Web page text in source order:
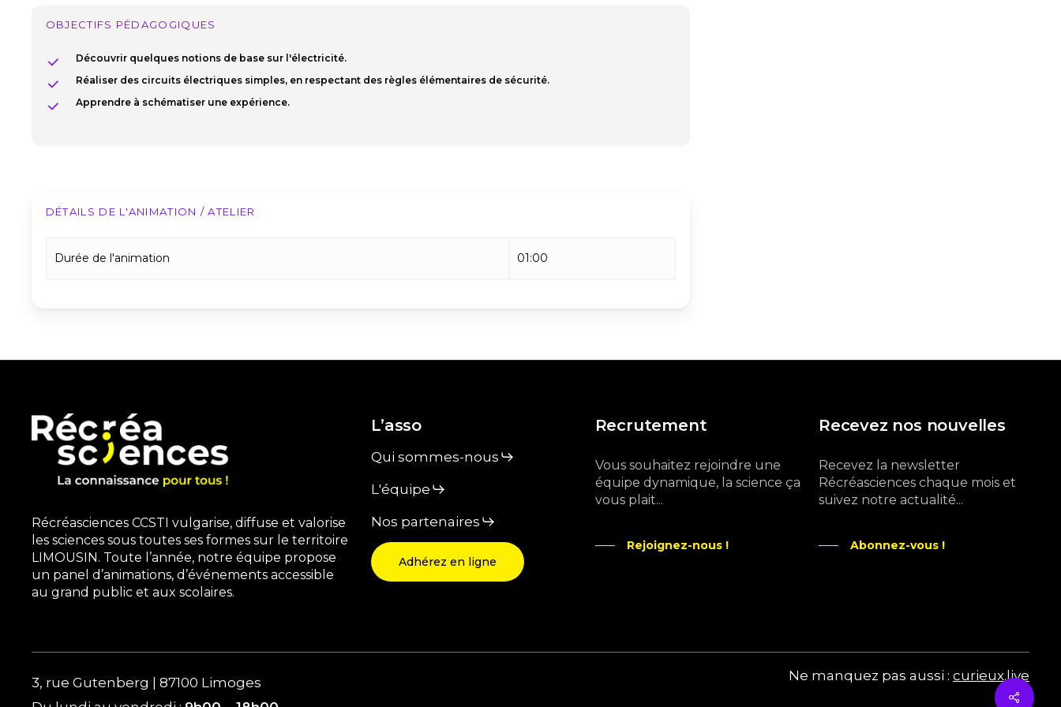
OBJECTIFS PÉDAGOGIQUES
Découvrir quelques notions de base sur l'électricité.
Réaliser des circuits électriques simples, en respectant des règles élémentaires de sécurité.
Apprendre à schématiser une expérience.
DÉTAILS DE L'ANIMATION / ATELIER
Durée de l'animation 01:00
Share
Récréasciences CCSTI vulgarise, diffuse et valorise
les sciences sous toutes ses formes sur le territoire
LIMOUSIN. Toute l’année, notre équipe propose
un panel d’animations, d’événements accessible
au grand public et aux scolaires.
L’asso
Qui sommes-nous
L'équipe
Nos partenaires
Adhérez en ligne
Recrutement
Vous souhaitez rejoindre une
équipe dynamique, la science ça
vous plait...
Rejoignez-nous !
Recevez nos nouvelles
Recevez la newsletter
Récréasciences chaque mois et
suivez notre actualité...
Abonnez-vous !
3, rue Gutenberg | 87100 Limoges
Ne manquez pas aussi : curieux.live